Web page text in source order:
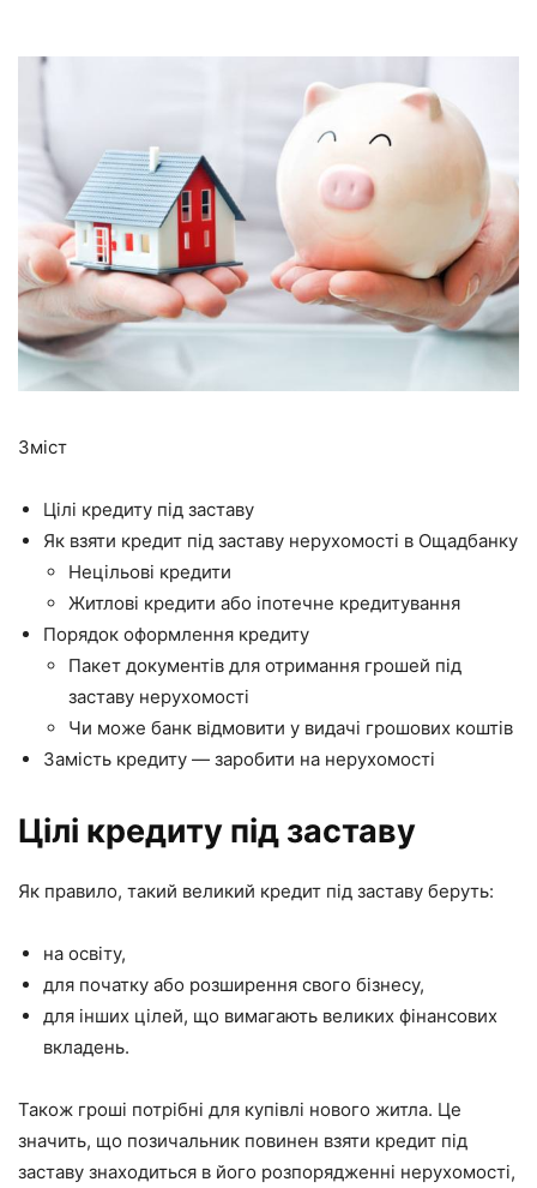
Зміст
Цілі кредиту під заставу
Як взяти кредит під заставу нерухомості в Ощадбанку
Нецільові кредити
Житлові кредити або іпотечне кредитування
Порядок оформлення кредиту
Пакет документів для отримання грошей під
заставу нерухомості
Чи може банк відмовити у видачі грошових коштів
Замість кредиту — заробити на нерухомості
Цілі кредиту під заставу
Як правило, такий великий кредит під заставу беруть:
на освіту,
для початку або розширення свого бізнесу,
для інших цілей, що вимагають великих фінансових
вкладень.
Також гроші потрібні для купівлі нового житла. Це
значить, що позичальник повинен взяти кредит під
заставу знаходиться в його розпорядженні нерухомості,